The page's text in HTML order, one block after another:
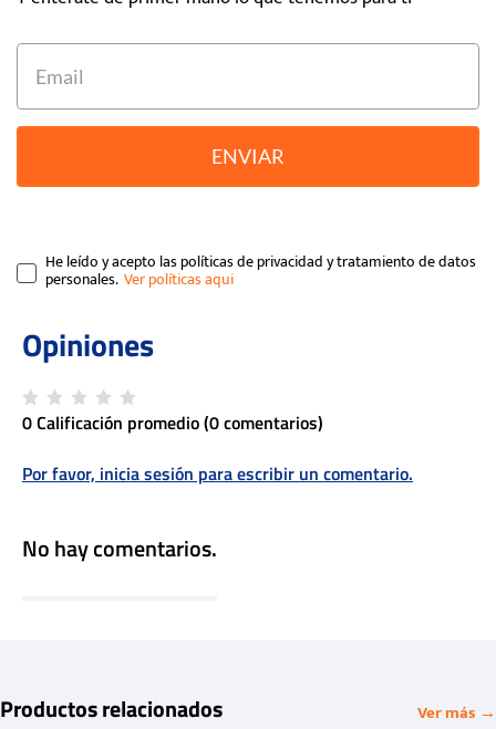
ENVIAR
He leído y acepto las políticas de privacidad y tratamiento de datos
personales.
0 Calificación promedio(0 comentarios)
Por favor, inicia sesión para escribir un comentario.
No hay comentarios.
Productos relacionados Ver más →